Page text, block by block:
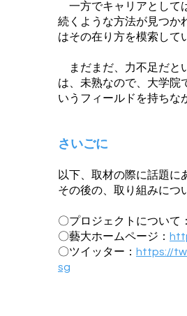
一方でキャリアとして
続くような方法が見つか
はその在り方を模索して
まだまだ、力不足だと
は、未熟なので、大学院
いうフィールドを持ちな
さいごに
以下、取材の際に話題に
その後の、取り組みにつ
〇プロジェクトについて
〇藝大ホームページ：
〇ツイッター： https://
sg